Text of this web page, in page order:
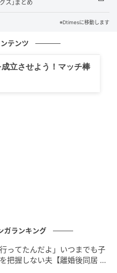
に制作された、平成プリ
外に掲出されます。
設置など、様々な企画が
ス｣まとめ
※Dtimesに移動します
テンツ
立させよう！マッチ棒
ガランキング
行ってたんだよ」いつまでも子
把握しない夫【離婚後同居 Vo